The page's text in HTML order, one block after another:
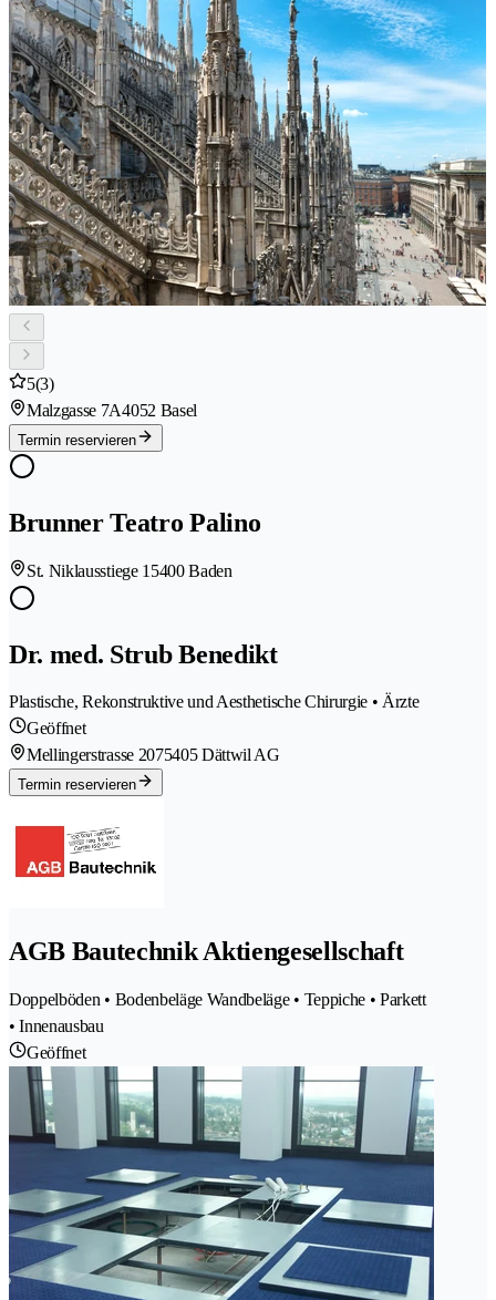
5(3)
Malzgasse 7A4052 Basel
Termin reservieren
Brunner Teatro Palino
St. Niklausstiege 1 5400 Baden
Dr. med. Strub Benedikt
Plastische, Rekonstruktive und Aesthetische Chirurgie • Ärzte
Geöffnet
Mellingerstrasse 2075405 Dättwil AG
Termin reservieren
AGB Bautechnik Aktiengesellschaft
Doppelböden • Bodenbeläge Wandbeläge • Teppiche • Parkett
• Innenausbau
Geöffnet